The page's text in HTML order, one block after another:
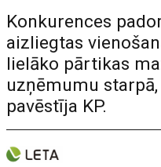
Konkurences
aizliegtas
lielāko pārtikas
uzņēmumu
pavēstīja KP.